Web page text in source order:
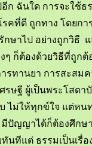
ก ฉันใด การจะใช้
คที่ดี ถูกทาง โดยก
าไป อย่างถูกวิธี แ
ๆ ก็ต้องด้วยวิธีที่ถูก
ทานยา การสะสมค
ฐี ผู้เป็นพระโสดา
ไม่ให้ทุกข์ใจ แต่ห
ปัญญาได้ก็ต้องศึกษ
นทีแต่ ธรรมเป็นเรื่